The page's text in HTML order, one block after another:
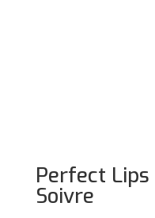
Perfect
Soivre